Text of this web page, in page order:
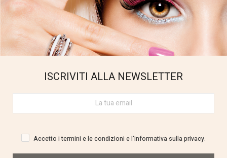
ISCRIVITI ALLA NEWSLETTER
Accetto i termini e le condizioni e l'informativa sulla privacy.